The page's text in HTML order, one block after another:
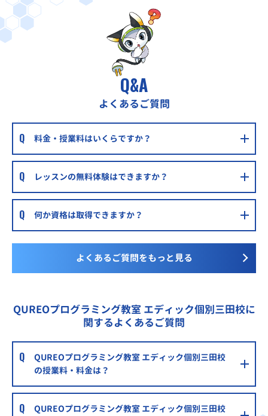
Q&A
よくあるご質問
料金・授業料はいくらですか？
レッスンの無料体験はできますか？
何か資格は取得できますか？
よくあるご質問をもっと見る
QUREOプログラミング教室 エディック個別三田校に
関するよくあるご質問
QUREOプログラミング教室 エディック個別三田校
の授業料・料金は？
QUREOプログラミング教室 エディック個別三田校